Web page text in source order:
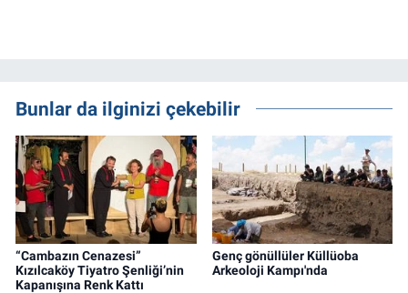
Bunlar da ilginizi çekebilir
“Cambazın Cenazesi”
Kızılcaköy Tiyatro Şenliği’nin
Kapanışına Renk Kattı
Genç gönüllüler Küllüoba
Arkeoloji Kampı'nda